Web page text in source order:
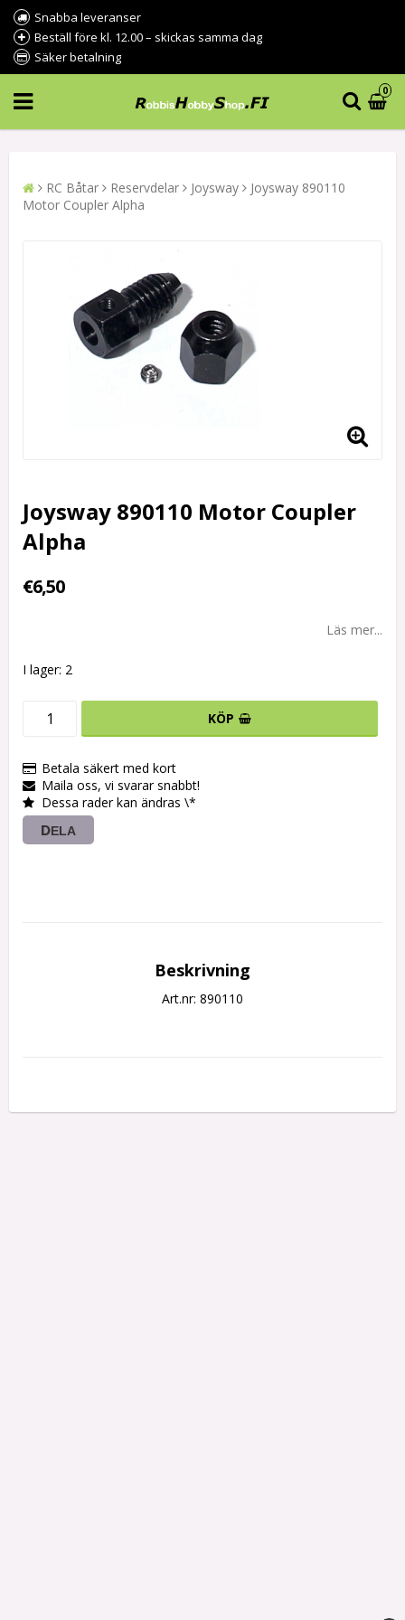
Snabba leveranser
Beställ före kl. 12.00 – skickas samma dag
Säker betalning
0
RC Båtar Reservdelar Joysway
Joysway 890110
Motor Coupler Alpha
Joysway 890110 Motor Coupler
Alpha
€6,50
Läs mer...
I lager: 2
KÖP
Betala säkert med kort
Maila oss, vi svarar snabbt!
Dessa rader kan ändras \*
DELA
Beskrivning
Art.nr: 890110